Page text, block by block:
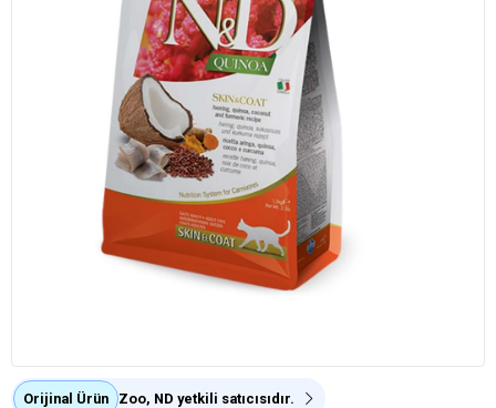
Orijinal Ürün Zoo, ND yetkili satıcısıdır.